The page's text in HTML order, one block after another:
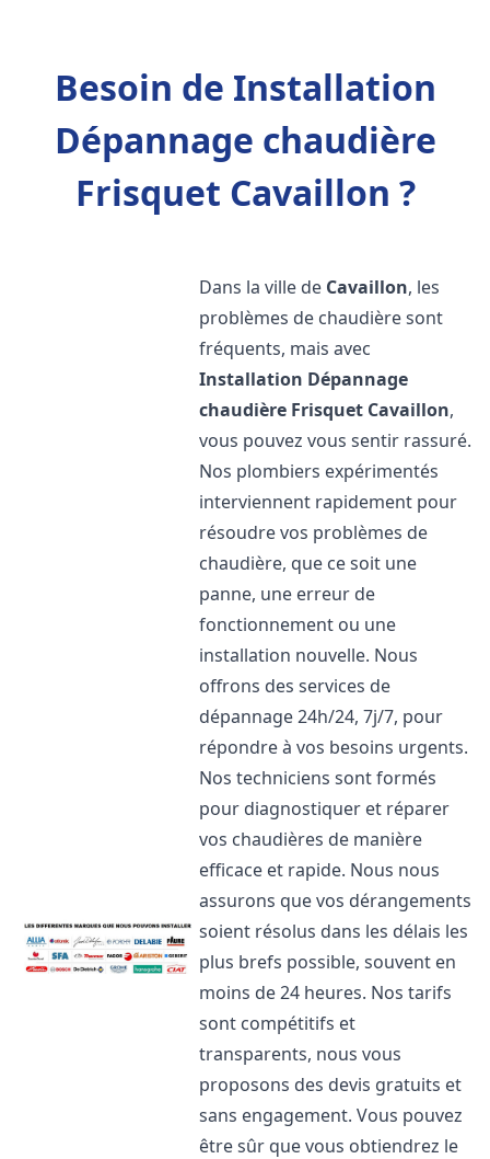
Besoin de Installation
Dépannage chaudière
Frisquet Cavaillon ?
Dans la ville de Cavaillon, les
problèmes de chaudière sont
fréquents, mais avec
Installation Dépannage
chaudière Frisquet Cavaillon,
vous pouvez vous sentir rassuré.
Nos plombiers expérimentés
interviennent rapidement pour
résoudre vos problèmes de
chaudière, que ce soit une
panne, une erreur de
fonctionnement ou une
installation nouvelle. Nous
offrons des services de
dépannage 24h/24, 7j/7, pour
répondre à vos besoins urgents.
Nos techniciens sont formés
pour diagnostiquer et réparer
vos chaudières de manière
efficace et rapide. Nous nous
assurons que vos dérangements
soient résolus dans les délais les
plus brefs possible, souvent en
moins de 24 heures. Nos tarifs
sont compétitifs et
transparents, nous vous
proposons des devis gratuits et
sans engagement. Vous pouvez
être sûr que vous obtiendrez le